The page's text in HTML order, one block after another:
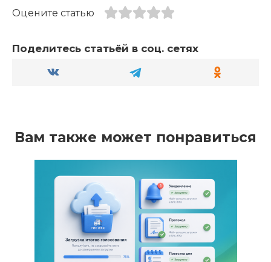
Оцените статью
Поделитесь статьёй в соц. сетях
Вам также может понравиться